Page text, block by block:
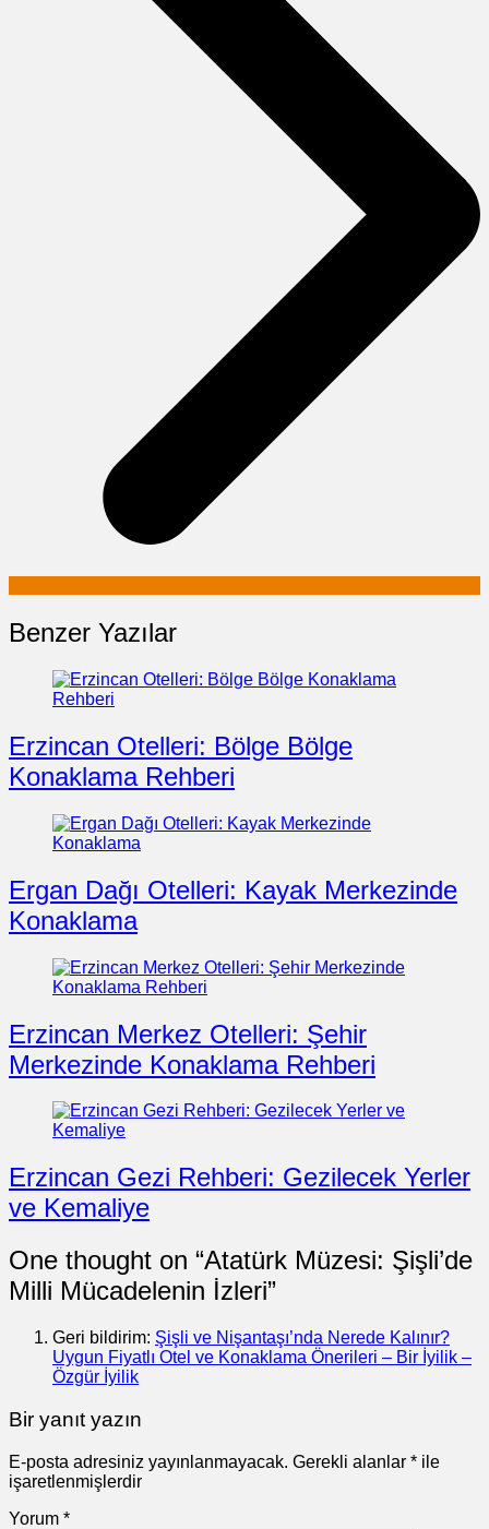
Benzer Yazılar
Erzincan Otelleri: Bölge Bölge
Konaklama Rehberi
Ergan Dağı Otelleri: Kayak Merkezinde
Konaklama
Erzincan Merkez Otelleri: Şehir
Merkezinde Konaklama Rehberi
Erzincan Gezi Rehberi: Gezilecek Yerler
ve Kemaliye
One thought on “Atatürk Müzesi: Şişli’de
Milli Mücadelenin İzleri”
Geri bildirim: Şişli ve Nişantaşı’nda Nerede Kalınır?
Uygun Fiyatlı Otel ve Konaklama Önerileri – Bir İyilik –
Özgür İyilik
Bir yanıt yazın
E-posta adresiniz yayınlanmayacak. Gerekli alanlar * ile
işaretlenmişlerdir
Yorum *